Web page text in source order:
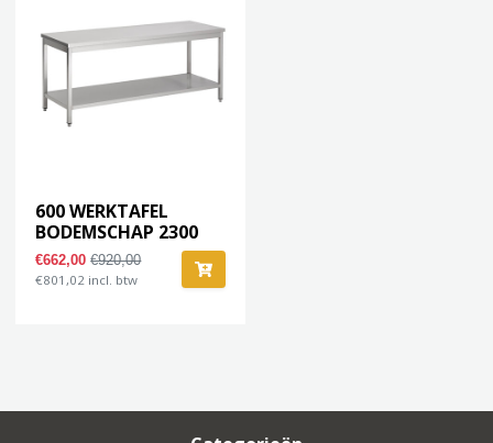
600 WERKTAFEL
BODEMSCHAP 2300
€662,00€920,00
€801,02 incl. btw